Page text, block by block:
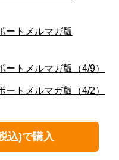
トメルマガ版
トメルマガ版（4/9）
トメルマガ版（4/2）
込)で購入